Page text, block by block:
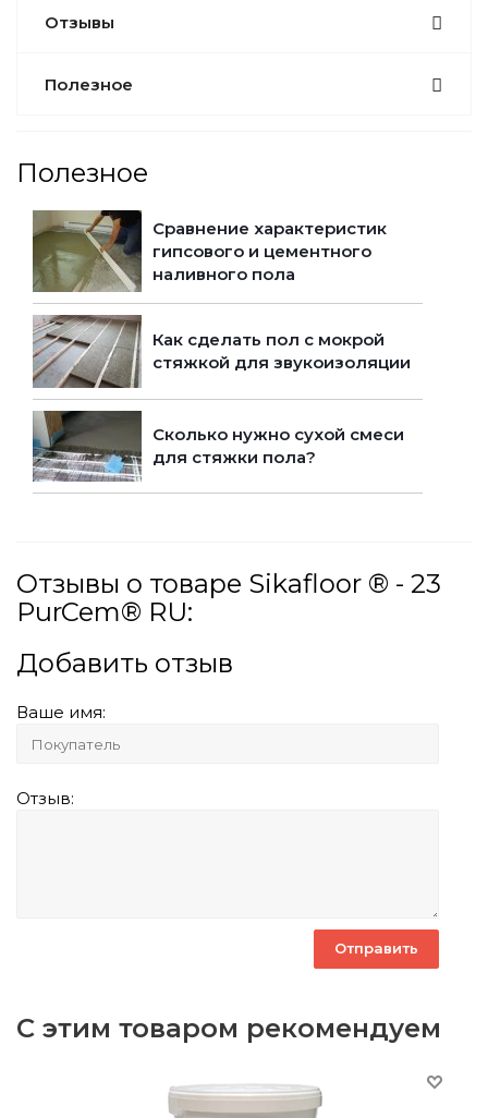
Отзывы
Полезное
Полезное
Сравнение характеристик
гипсового и цементного
наливного пола
Как сделать пол с мокрой
стяжкой для звукоизоляции
Сколько нужно сухой смеси
для стяжки пола?
Отзывы о товаре Sikafloor ® - 23
PurCem® RU:
Добавить отзыв
Ваше имя:
Отзыв:
С этим товаром рекомендуем